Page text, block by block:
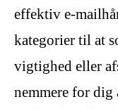
effektiv e-
kategorier til at
vigtighed eller
nemmere for